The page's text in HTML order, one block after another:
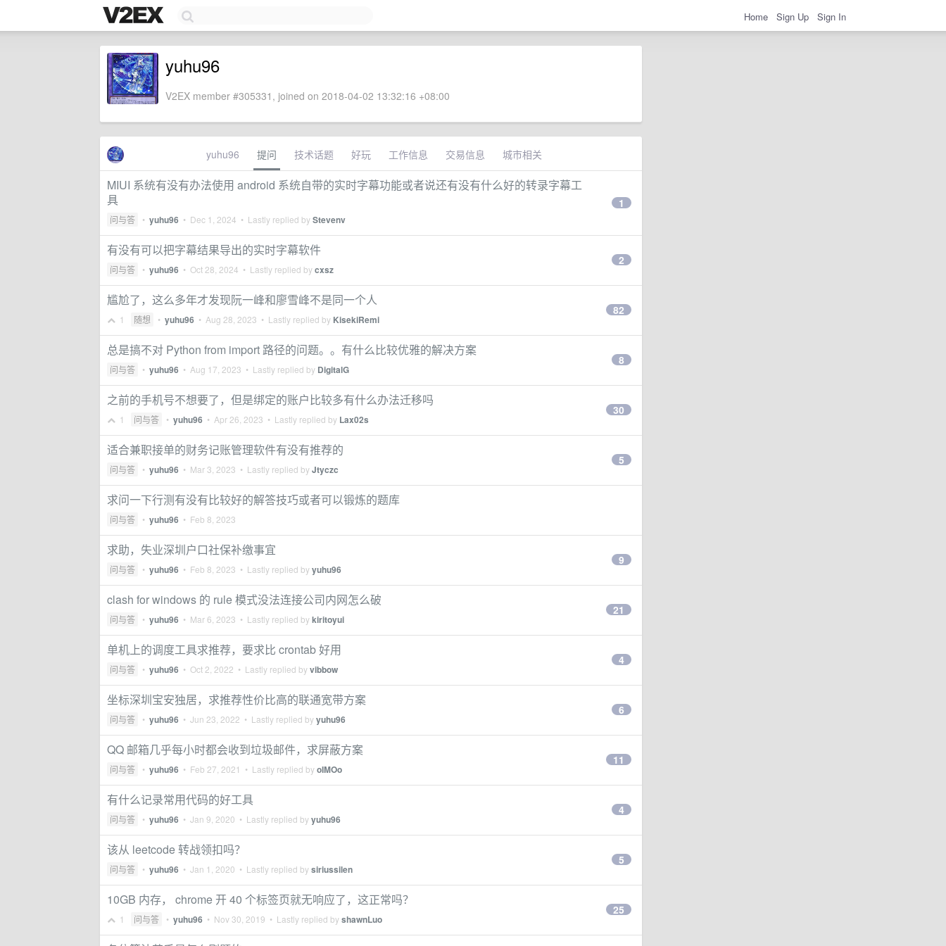
Home Sign Up Sign In
yuhu96
V2EX member #305331, joined on 2018-04-02 13:32:16 +08:00
yuhu96 提问 技术话题 好玩 工作信息 交易信息 城市相关
MIUI 系统有没有办法使用 android 系统自带的实时字幕功能或者说还有没有什么好的转录字幕工
具
问与答 • yuhu96 • Dec 1, 2024 • Lastly replied byStevenv
1
有没有可以把字幕结果导出的实时字幕软件
问与答 • yuhu96 • Oct 28, 2024 • Lastly replied bycxsz
2
尴尬了，这么多年才发现阮一峰和廖雪峰不是同一个人
1 随想 • yuhu96 • Aug 28, 2023 • Lastly replied by KisekiRemi
82
总是搞不对 Python from import 路径的问题。。有什么比较优雅的解决方案
问与答 • yuhu96 • Aug 17, 2023 • Lastly replied by DigitalG
8
之前的手机号不想要了，但是绑定的账户比较多有什么办法迁移吗
1 问与答 • yuhu96 • Apr 26, 2023 • Lastly replied by Lax02s
30
适合兼职接单的财务记账管理软件有没有推荐的
问与答 • yuhu96 • Mar 3, 2023 • Lastly replied byJtyczc
5
求问一下行测有没有比较好的解答技巧或者可以锻炼的题库
问与答 • yuhu96 • Feb 8, 2023
求助，失业深圳户口社保补缴事宜
问与答 • yuhu96 • Feb 8, 2023 • Lastly replied byyuhu96
9
clash for windows 的 rule 模式没法连接公司内网怎么破
问与答 • yuhu96 • Mar 6, 2023 • Lastly replied bykiritoyui
21
单机上的调度工具求推荐，要求比 crontab 好用
问与答 • yuhu96 • Oct 2, 2022 • Lastly replied byvibbow
4
坐标深圳宝安独居，求推荐性价比高的联通宽带方案
问与答 • yuhu96 • Jun 23, 2022 • Lastly replied byyuhu96
6
QQ 邮箱几乎每小时都会收到垃圾邮件，求屏蔽方案
问与答 • yuhu96 • Feb 27, 2021 • Lastly replied byoIMOo
11
有什么记录常用代码的好工具
问与答 • yuhu96 • Jan 9, 2020 • Lastly replied byyuhu96
4
该从 leetcode 转战领扣吗？
问与答 • yuhu96 • Jan 1, 2020 • Lastly replied bysiriussilen
5
10GB 内存， chrome 开 40 个标签页就无响应了，这正常吗？
1 问与答 • yuhu96 • Nov 30, 2019 • Lastly replied byshawnLuo
25